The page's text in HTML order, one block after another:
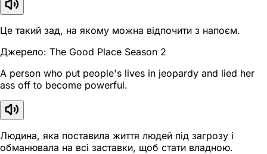
Це такий зад, на якому можна відпочити з напоєм.
Джерело: The Good Place Season 2
A person who put people's lives in jeopardy and lied her
ass off to become powerful.
Людина, яка поставила життя людей під загрозу і
обманювала на всі заставки, щоб стати владною.